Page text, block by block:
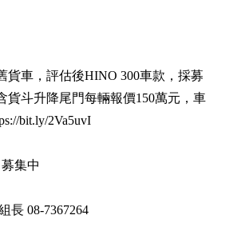
貨車，評估後HINO 300車款，採募
貨斗升降尾門每輛報價150萬元，車
bit.ly/2Va5uvI
集中
長 08-7367264